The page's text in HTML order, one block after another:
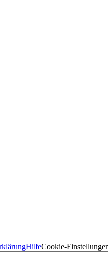
HilfeCookie-Einstellungen